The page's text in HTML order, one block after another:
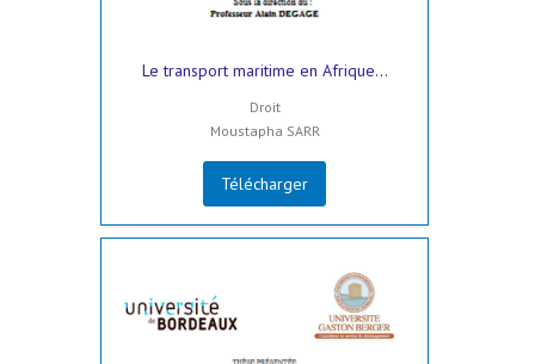
Le transport maritime en Afrique...
Droit
Moustapha SARR
Télécharger